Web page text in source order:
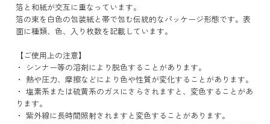
箔と和紙が交互に重なっています。
箔の束を白色の包装紙と帯で包む伝統的なパッケージ形態です。表
面に種類、色、入り枚数を記載しています。
【ご使用上の注意】
・ シンナー等の溶剤により脱色することがあります。
・ 熱や圧力、摩擦などにより色や性質が変化することがあります。
・ 塩素系または硫黄系のガスにさらされますと、変色することがあ
ります。
・ 紫外線に長時間照射されますと変色することがあります。